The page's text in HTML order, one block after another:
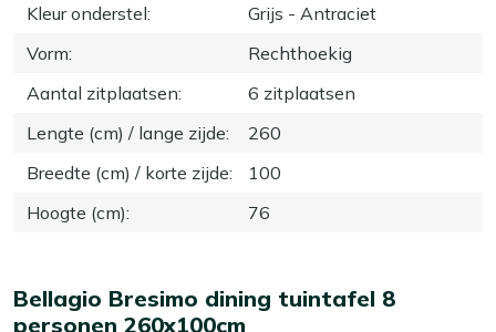
Kleur onderstel:
Grijs - Antraciet
Vorm:
Rechthoekig
Aantal zitplaatsen:
6 zitplaatsen
Lengte (cm) / lange zijde:
260
Breedte (cm) / korte zijde:
100
Hoogte (cm): 76
Bellagio Bresimo dining tuintafel 8
personen 260x100cm